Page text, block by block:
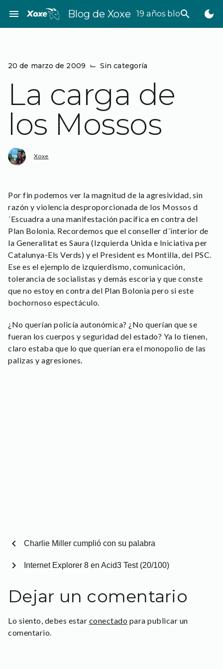
contenido
menu Blog de Xoxe 19 años bloggeando
search dark_mode
20 de marzo de 2009 ⌙ Sin categoría
La carga de
los Mossos
Xoxe
Por fin podemos ver la magnitud de la agresividad, sin
razón y violencia desproporcionada de los Mossos d
´Escuadra a una manifestación pacífica en contra del
Plan Bolonia. Recordemos que el conseller d´interior de
la Generalitat es Saura (Izquierda Unida e Iniciativa per
Catalunya-Els Verds) y el President es Montilla, del PSC.
Ese es el ejemplo de izquierdismo, comunicación,
tolerancia de socialistas y demás escoria y que conste
que no estoy en contra del Plan Bolonia pero si este
bochornoso espectáculo.
¿No querían policía autonómica? ¿No querían que se
fueran los cuerpos y seguridad del estado? Ya lo tienen,
claro estaba que lo que querían era el monopolio de las
palizas y agresiones.
chevron_left Charlie Miller cumplió con su palabra
Internet Explorer 8 en Acid3 Test (20/100)
chevron_right
Dejar un comentario
Lo siento, debes estar conectado para publicar un
comentario.